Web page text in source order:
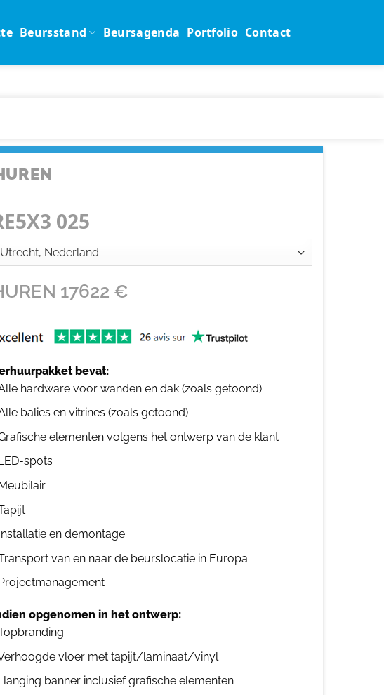
Beursstand Beursagenda Portfolio Contact
025
17622 €
bevat:
hardware voor wanden en dak (zoals getoond)
balies en vitrines (zoals getoond)
elementen volgens het ontwerp van de klant
spots
en demontage
van en naar de beurslocatie in Europa
opgenomen in het ontwerp:
vloer met tapijt/laminaat/vinyl
banner inclusief grafische elementen